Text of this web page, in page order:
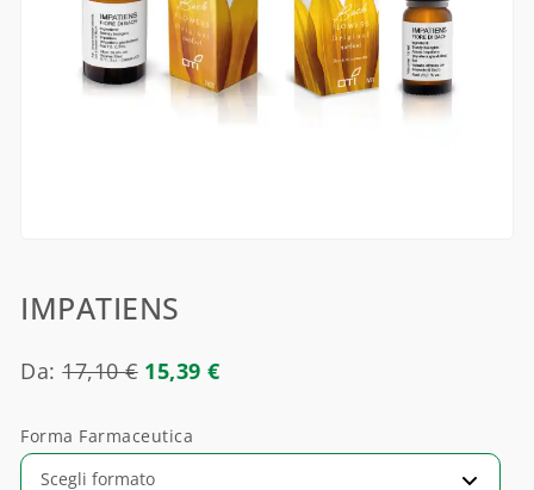
IMPATIENS
Da:17,10€ 15,39€
Forma Farmaceutica